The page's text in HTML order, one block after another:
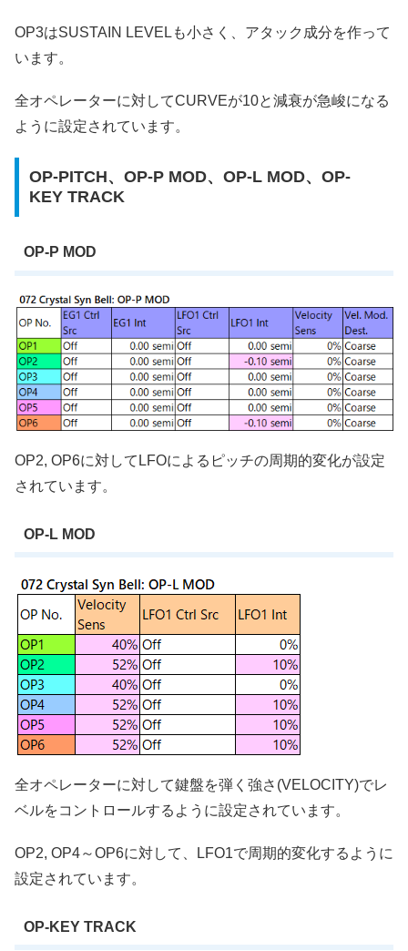
OP3はSUSTAIN LEVELも小さく、アタック成分を作って
います。
全オペレーターに対してCURVEが10と減衰が急峻になる
ように設定されています。
OP-PITCH、OP-P MOD、OP-L MOD、OP-
KEY TRACK
OP-P MOD
OP2, OP6に対してLFOによるピッチの周期的変化が設定
されています。
OP-L MOD
全オペレーターに対して鍵盤を弾く強さ(VELOCITY)でレ
ベルをコントロールするように設定されています。
OP2, OP4～OP6に対して、LFO1で周期的変化するように
設定されています。
OP-KEY TRACK